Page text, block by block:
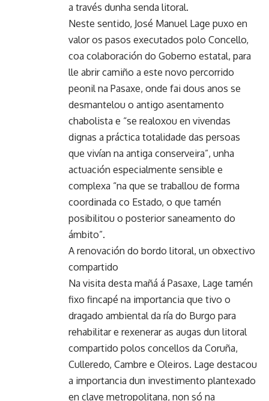
a través dunha senda litoral.
Neste sentido, José Manuel Lage puxo en
valor os pasos executados polo Concello,
coa colaboración do Goberno estatal, para
lle abrir camiño a este novo percorrido
peonil na Pasaxe, onde fai dous anos se
desmantelou o antigo asentamento
chabolista e “se realoxou en vivendas
dignas a práctica totalidade das persoas
que vivían na antiga conserveira”, unha
actuación especialmente sensible e
complexa “na que se traballou de forma
coordinada co Estado, o que tamén
posibilitou o posterior saneamento do
ámbito”.
A renovación do bordo litoral, un obxectivo
compartido
Na visita desta mañá á Pasaxe, Lage tamén
fixo fincapé na importancia que tivo o
dragado ambiental da ría do Burgo para
rehabilitar e rexenerar as augas dun litoral
compartido polos concellos da Coruña,
Culleredo, Cambre e Oleiros. Lage destacou
a importancia dun investimento plantexado
en clave metropolitana, non só na